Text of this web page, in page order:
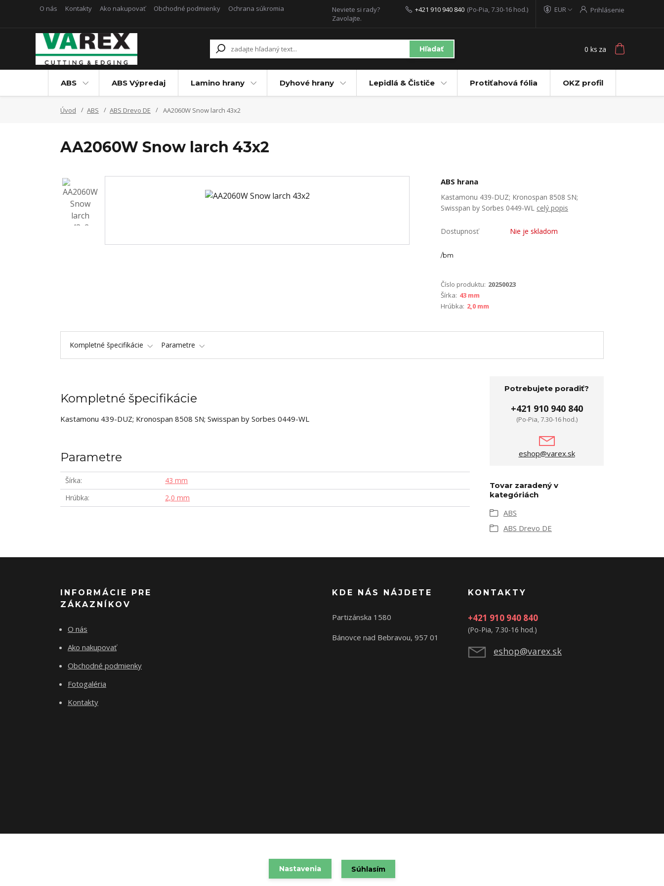
O nás Kontakty Ako nakupovať Obchodné podmienky Ochrana súkromia EUR Prihlásenie
Hľadať
Neviete si rady?
Zavolajte.
+421 910 940 840 (Po-Pia, 7.30-16 hod.)
0 ks za
ABS ABS Výpredaj Lamino hrany Dyhové hrany Lepidlá & Čističe Protiťahová fólia OKZ profil
Úvod ABS ABS Drevo DE AA2060W Snow larch 43x2
AA2060W Snow larch 43x2
ABS hrana
Kastamonu 439-DUZ; Kronospan 8508 SN;
Swisspan by Sorbes 0449-WL celý popis
Dostupnosť Nie je skladom
/bm
Číslo produktu: 20250023
Šírka: 43 mm
Hrúbka: 2,0 mm
Kompletné špecifikácie Parametre
Kompletné špecifikácie
Kastamonu 439-DUZ; Kronospan 8508 SN; Swisspan by Sorbes 0449-WL
Parametre
Šírka
43 mm
Hrúbka
2,0 mm
Potrebujete poradiť?
+421 910 940 840
(Po-Pia, 7.30-16 hod.)
eshop@varex.sk
Tovar zaradený v
kategóriách
ABS
ABS Drevo DE
INFORMÁCIE PRE
ZÁKAZNÍKOV
O nás
Ako nakupovať
Obchodné podmienky
Fotogaléria
Kontakty
KDE NÁS NÁJDETE
Partizánska 1580
Bánovce nad Bebravou, 957 01
KONTAKTY
+421 910 940 840
(Po-Pia, 7.30-16 hod.)
eshop@varex.sk
VAREX SLOVAKIA s.r.o. 2021
Vytvorené na
Eshop-rychlo.sk
Nastavenia Súhlasím